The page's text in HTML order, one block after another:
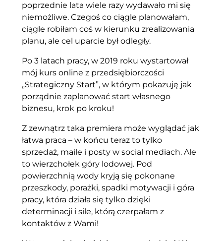
poprzednie lata wiele razy wydawało mi się
niemożliwe. Czegoś co ciągle planowałam,
ciągle robiłam coś w kierunku zrealizowania
planu, ale cel uparcie był odległy.
Po 3 latach pracy, w 2019 roku wystartował
mój kurs online z przedsiębiorczości
„Strategiczny Start”, w którym pokazuję jak
porządnie zaplanować start własnego
biznesu, krok po kroku!
Z zewnątrz taka premiera może wyglądać jak
łatwa praca – w końcu teraz to tylko
sprzedaż, maile i posty w social mediach. Ale
to wierzchołek góry lodowej. Pod
powierzchnią wody kryją się pokonane
przeszkody, porażki, spadki motywacji i góra
pracy, która działa się tylko dzięki
determinacji i sile, którą czerpałam z
kontaktów z Wami!